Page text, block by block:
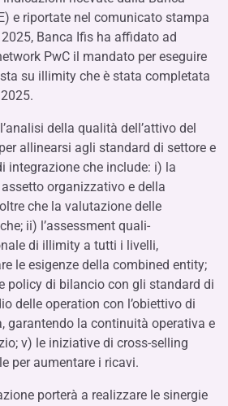
e riportate nel comunicato stampa
Banca Ifis ha affidato ad
PwC il mandato per eseguire
su illimity che è stata completata
della qualità dell’attivo del
allinearsi agli standard di settore e
integrazione che include: i) la
organizzativo e della
che la valutazione delle
ii) l’assessment quali-
di illimity a tutti i livelli,
le esigenze della combined entity;
policy di bilancio con gli standard di
delle operation con l’obiettivo di
garantendo la continuità operativa e
v) le iniziative di cross-selling
per aumentare i ricavi.
porterà a realizzare le sinergie